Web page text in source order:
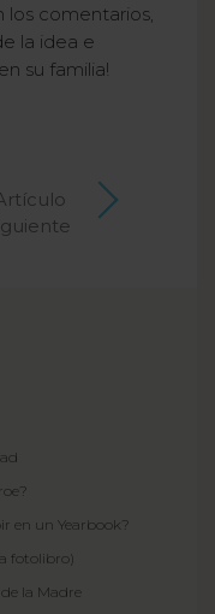
los comentarios,
la idea e
su familia!
en un Yearbook?
fotolibro)
la Madre